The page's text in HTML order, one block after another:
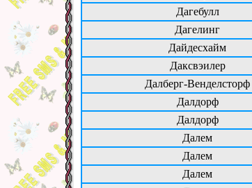
Дагебулл
Дагелинг
Дайдесхайм
Даксвэилер
Далберг-Венделсторф
Далдорф
Далдорф
Далем
Далем
Далем